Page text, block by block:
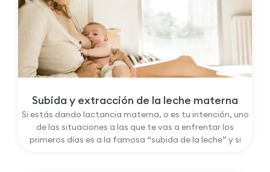
Subida y extracción de la leche materna
Si estás dando lactancia materna, o es tu intención, uno
de las situaciones a las que te vas a enfrentar los
primeros días es a la famosa “subida de la leche” y si